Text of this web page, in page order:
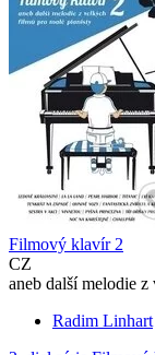
Filmový klavír 2
CZ
aneb další melodie
Radim Linhart